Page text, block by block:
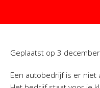
Geplaatst op 3
Een autobedrijf is er niet